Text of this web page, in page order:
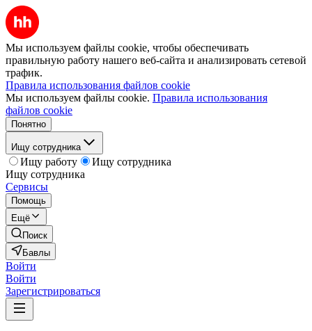
Мы используем файлы cookie, чтобы обеспечивать
правильную работу нашего веб-сайта и анализировать сетевой
трафик.
Правила использования файлов cookie
Мы используем файлы cookie. Правила использования
файлов cookie
Понятно
Ищу сотрудника
Ищу работу
Ищу сотрудника
Ищу сотрудника
Сервисы
Помощь
Ещё
Поиск
Бавлы
Войти
Войти
Зарегистрироваться